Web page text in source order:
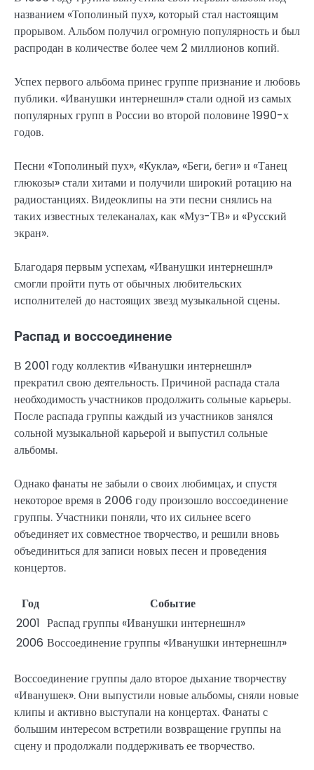
названием «Тополиный пух», который стал настоящим
прорывом. Альбом получил огромную популярность и был
распродан в количестве более чем 2 миллионов копий.
Успех первого альбома принес группе признание и любовь
публики. «Иванушки интернешнл» стали одной из самых
популярных групп в России во второй половине 1990-х
годов.
Песни «Тополиный пух», «Кукла», «Беги, беги» и «Танец
глюкозы» стали хитами и получили широкий ротацию на
радиостанциях. Видеоклипы на эти песни снялись на
таких известных телеканалах, как «Муз-ТВ» и «Русский
экран».
Благодаря первым успехам, «Иванушки интернешнл»
смогли пройти путь от обычных любительских
исполнителей до настоящих звезд музыкальной сцены.
Распад и воссоединение
В 2001 году коллектив «Иванушки интернешнл»
прекратил свою деятельность. Причиной распада стала
необходимость участников продолжить сольные карьеры.
После распада группы каждый из участников занялся
сольной музыкальной карьерой и выпустил сольные
альбомы.
Однако фанаты не забыли о своих любимцах, и спустя
некоторое время в 2006 году произошло воссоединение
группы. Участники поняли, что их сильнее всего
объединяет их совместное творчество, и решили вновь
объединиться для записи новых песен и проведения
концертов.
Год
Событие
2001 Распад группы «Иванушки интернешнл»
2006 Воссоединение группы «Иванушки интернешнл»
Воссоединение группы дало второе дыхание творчеству
«Иванушек». Они выпустили новые альбомы, сняли новые
клипы и активно выступали на концертах. Фанаты с
большим интересом встретили возвращение группы на
сцену и продолжали поддерживать ее творчество.